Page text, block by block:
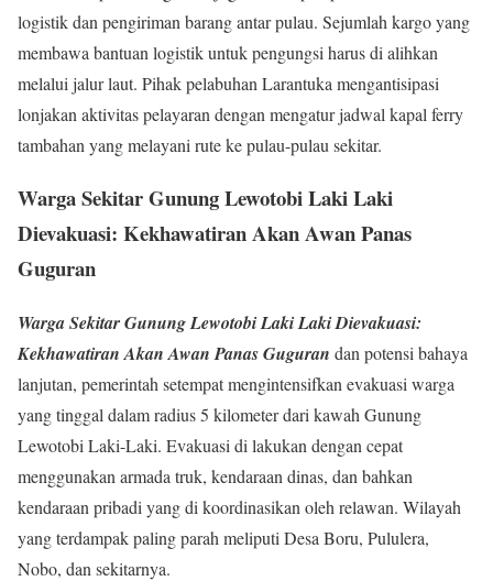
logistik dan pengiriman barang antar pulau. Sejumlah kargo yang
membawa bantuan logistik untuk pengungsi harus di alihkan
melalui jalur laut. Pihak pelabuhan Larantuka mengantisipasi
lonjakan aktivitas pelayaran dengan mengatur jadwal kapal ferry
tambahan yang melayani rute ke pulau-pulau sekitar.
Warga Sekitar Gunung Lewotobi Laki Laki
Dievakuasi: Kekhawatiran Akan Awan Panas
Guguran
Warga Sekitar Gunung Lewotobi Laki Laki Dievakuasi:
Kekhawatiran Akan Awan Panas Guguran dan potensi bahaya
lanjutan, pemerintah setempat mengintensifkan evakuasi warga
yang tinggal dalam radius 5 kilometer dari kawah Gunung
Lewotobi Laki-Laki. Evakuasi di lakukan dengan cepat
menggunakan armada truk, kendaraan dinas, dan bahkan
kendaraan pribadi yang di koordinasikan oleh relawan. Wilayah
yang terdampak paling parah meliputi Desa Boru, Pululera,
Nobo, dan sekitarnya.